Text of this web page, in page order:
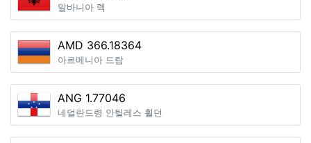
알바니아 렉
AMD 366.18364
아르메니아 드람
ANG 1.77046
네덜란드령 안틸레스 휠던